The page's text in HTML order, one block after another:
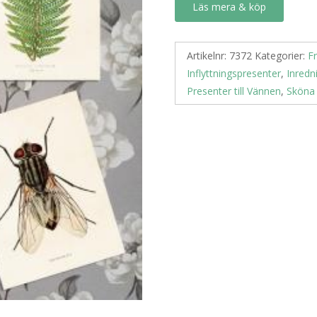
Läs mera & köp
Artikelnr: 7372 Kategorier:
Inflyttningspresenter,
Presenter till Vännen,